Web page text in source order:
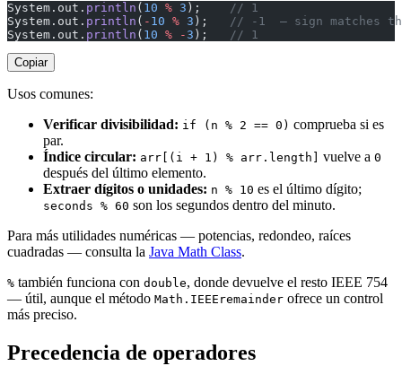
System.out. println ( 10 % 3 );
// 1
System.out. println ( - 10 % 3 );
// -1  — sign matches
System.out. println ( 10 % -3 ); // 1
Copiar
Usos comunes:
Verificar divisibilidad: if (n % 2 == 0) comprueba si es
par.
Índice circular: arr[(i + 1) % arr.length] vuelve a 0
después del último elemento.
Extraer dígitos o unidades: n % 10 es el último dígito;
seconds % 60 son los segundos dentro del minuto.
Para más utilidades numéricas — potencias, redondeo, raíces
cuadradas — consulta la Java Math Class.
% también funciona con double, donde devuelve el resto IEEE 754
— útil, aunque el método Math.IEEEremainder ofrece un control
más preciso.
Precedencia de operadores